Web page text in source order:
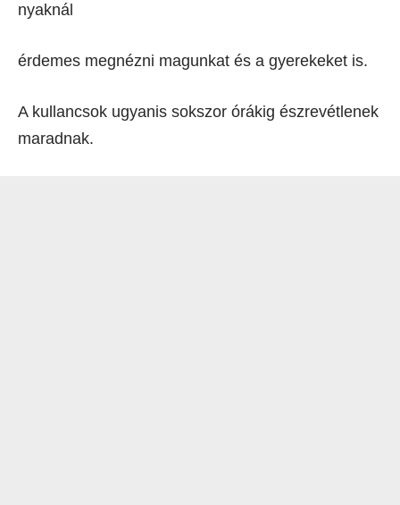
nyaknál
érdemes megnézni magunkat és a gyerekeket is.
A kullancsok ugyanis sokszor órákig észrevétlenek
maradnak.